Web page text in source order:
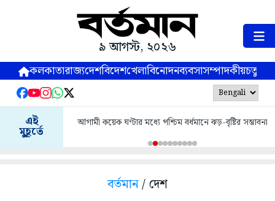
৯ আগস্ট, ২০২৬
কলকাতারাজ্যদেশবিদেশখেলাবিনোদনব্যবসাসম্পাদকীয়
এই
মুহূর্তে
আগামী কয়েক ঘণ্টার মধ্যে পশ্চিম বর্ধমানে ঝড়-বৃষ্টির সম্ভাবনা
বর্তমান/ দেশ